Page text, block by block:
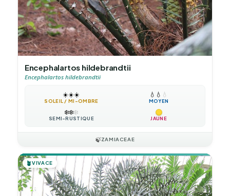
Encephalartos hildebrandtii
Encephalartos hildebrandtii
☀️☀️☀️
SOLEIL / MI-OMBRE
💧 💧 💧
MOYEN
❄️❄️❄️
SEMI-RUSTIQUE JAUNE
🍃ZAMIACEAE
🪴VIVACE